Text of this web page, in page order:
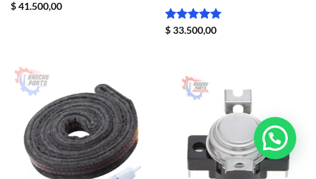
$41.500,00
Valorado
$33.500,00